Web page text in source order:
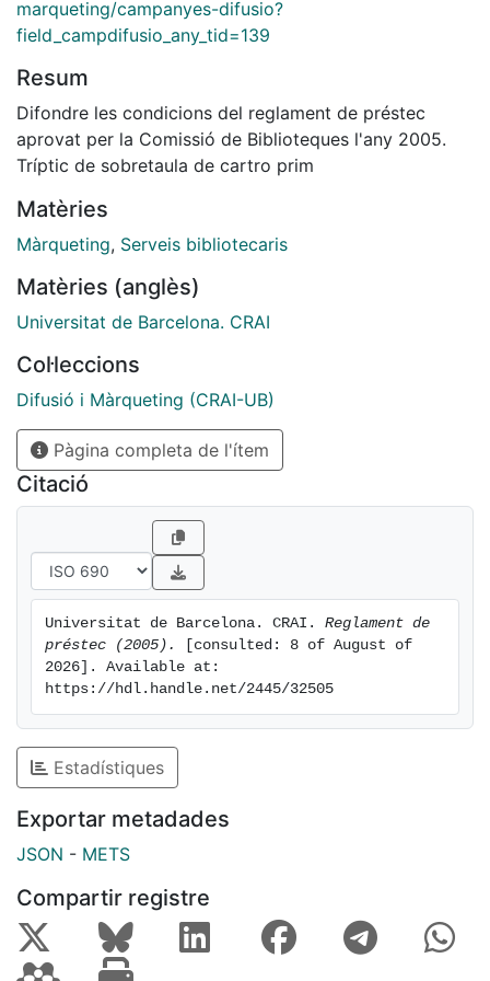
marqueting/campanyes-difusio?
field_campdifusio_any_tid=139
Resum
Difondre les condicions del reglament de préstec
aprovat per la Comissió de Biblioteques l'any 2005.
Tríptic de sobretaula de cartro prim
Matèries
Màrqueting, Serveis bibliotecaris
Matèries (anglès)
Universitat de Barcelona. CRAI
Col·leccions
Difusió i Màrqueting (CRAI-UB)
Pàgina completa de l'ítem
Citació
Universitat de Barcelona. CRAI. Reglament de
préstec (2005).
[consulted: 8 of August of
2026]. Available at:
https://hdl.handle.net/2445/32505
Estadístiques
Exportar metadades
JSON - METS
Compartir registre